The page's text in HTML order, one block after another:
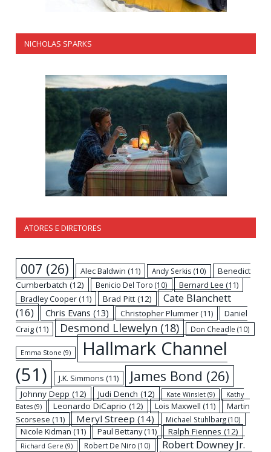
NICHOLAS SPARKS
ATORES E DIRETORES
007 (26) Alec Baldwin (11) Andy Serkis (10)
Benedict
Cumberbatch (12) Benicio Del Toro (10) Bernard Lee (11)
Bradley Cooper(11) Brad Pitt(12)
Cate Blanchett
(16)
Chris Evans (13) Christopher Plummer(11)
Daniel
Craig(11) Desmond Llewelyn (18) Don Cheadle (10)
Emma Stone (9)
Hallmark Channel
(51)
J.K. Simmons (11) James Bond (26)
Johnny Depp (12) Judi Dench (12) Kate Winslet (9)
Kathy
Bates (9) Leonardo DiCaprio (12) Lois Maxwell (11)
Martin
Scorsese (11) Meryl Streep (14) Michael Stuhlbarg(10)
Nicole Kidman (11) Paul Bettany(11) Ralph Fiennes (12)
Richard Gere (9) Robert De Niro (10)
Robert Downey Jr.